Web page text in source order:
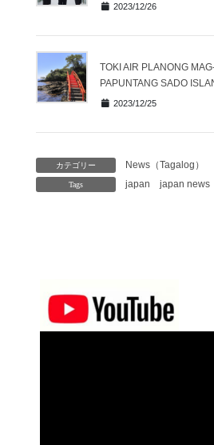
2023/12/26
TOKI AIR PLANONG
PAPUNTANG SADO
2023/12/25
カテゴリー News（Tagalog）
Tags japan japan news